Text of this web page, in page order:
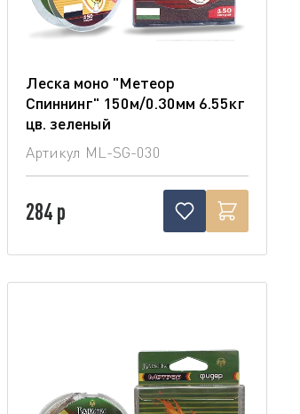
Леска моно "Метеор
Спиннинг" 150м/0.30мм 6.55кг
цв. зеленый
Артикул ML-SG-030
284 р